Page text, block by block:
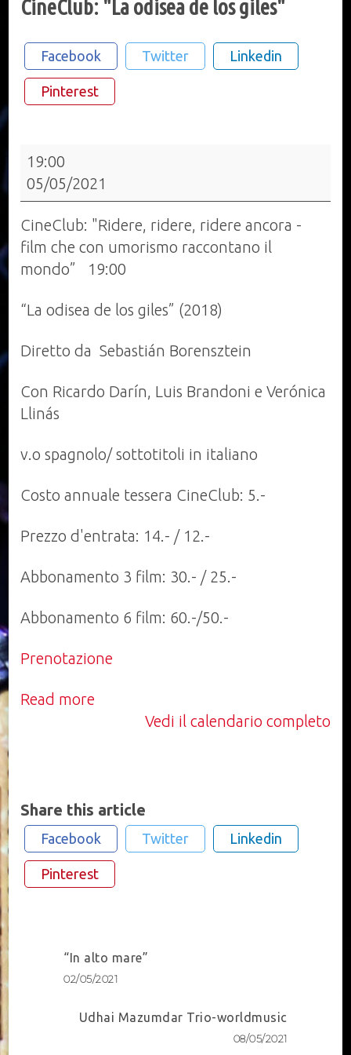
CineClub: "La odisea de los giles"
Facebook Twitter Linkedin
Pinterest
CineClub:
"La
odisea
de
los
giles"
19:00
05/05/2021
CineClub: "Ridere, ridere, ridere ancora -
film che con umorismo raccontano il
mondo” 19:00
“La odisea de los giles” (2018)
Diretto da Sebastián Borensztein
Con Ricardo Darín, Luis Brandoni e Verónica
Llinás
v.o spagnolo/ sottotitoli in italiano
Costo annuale tessera CineClub: 5.-
Prezzo d'entrata: 14.- / 12.-
Abbonamento 3 film: 30.- / 25.-
Abbonamento 6 film: 60.-/50.-
Prenotazione
Read more
Vedi il calendario completo
Share this article
Facebook Twitter Linkedin
Pinterest
Post
Navigation
“In alto mare”
02/05/2021
Udhai Mazumdar Trio-worldmusic
08/05/2021